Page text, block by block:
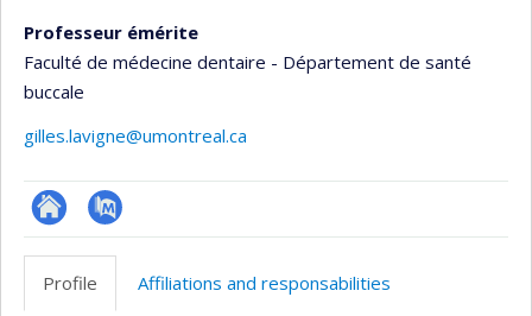
Professeur émérite
Faculté de médecine dentaire - Département de santé
buccale
gilles.lavigne@umontreal.ca
Site
PubMed
Profile
Affiliations and responsabilities